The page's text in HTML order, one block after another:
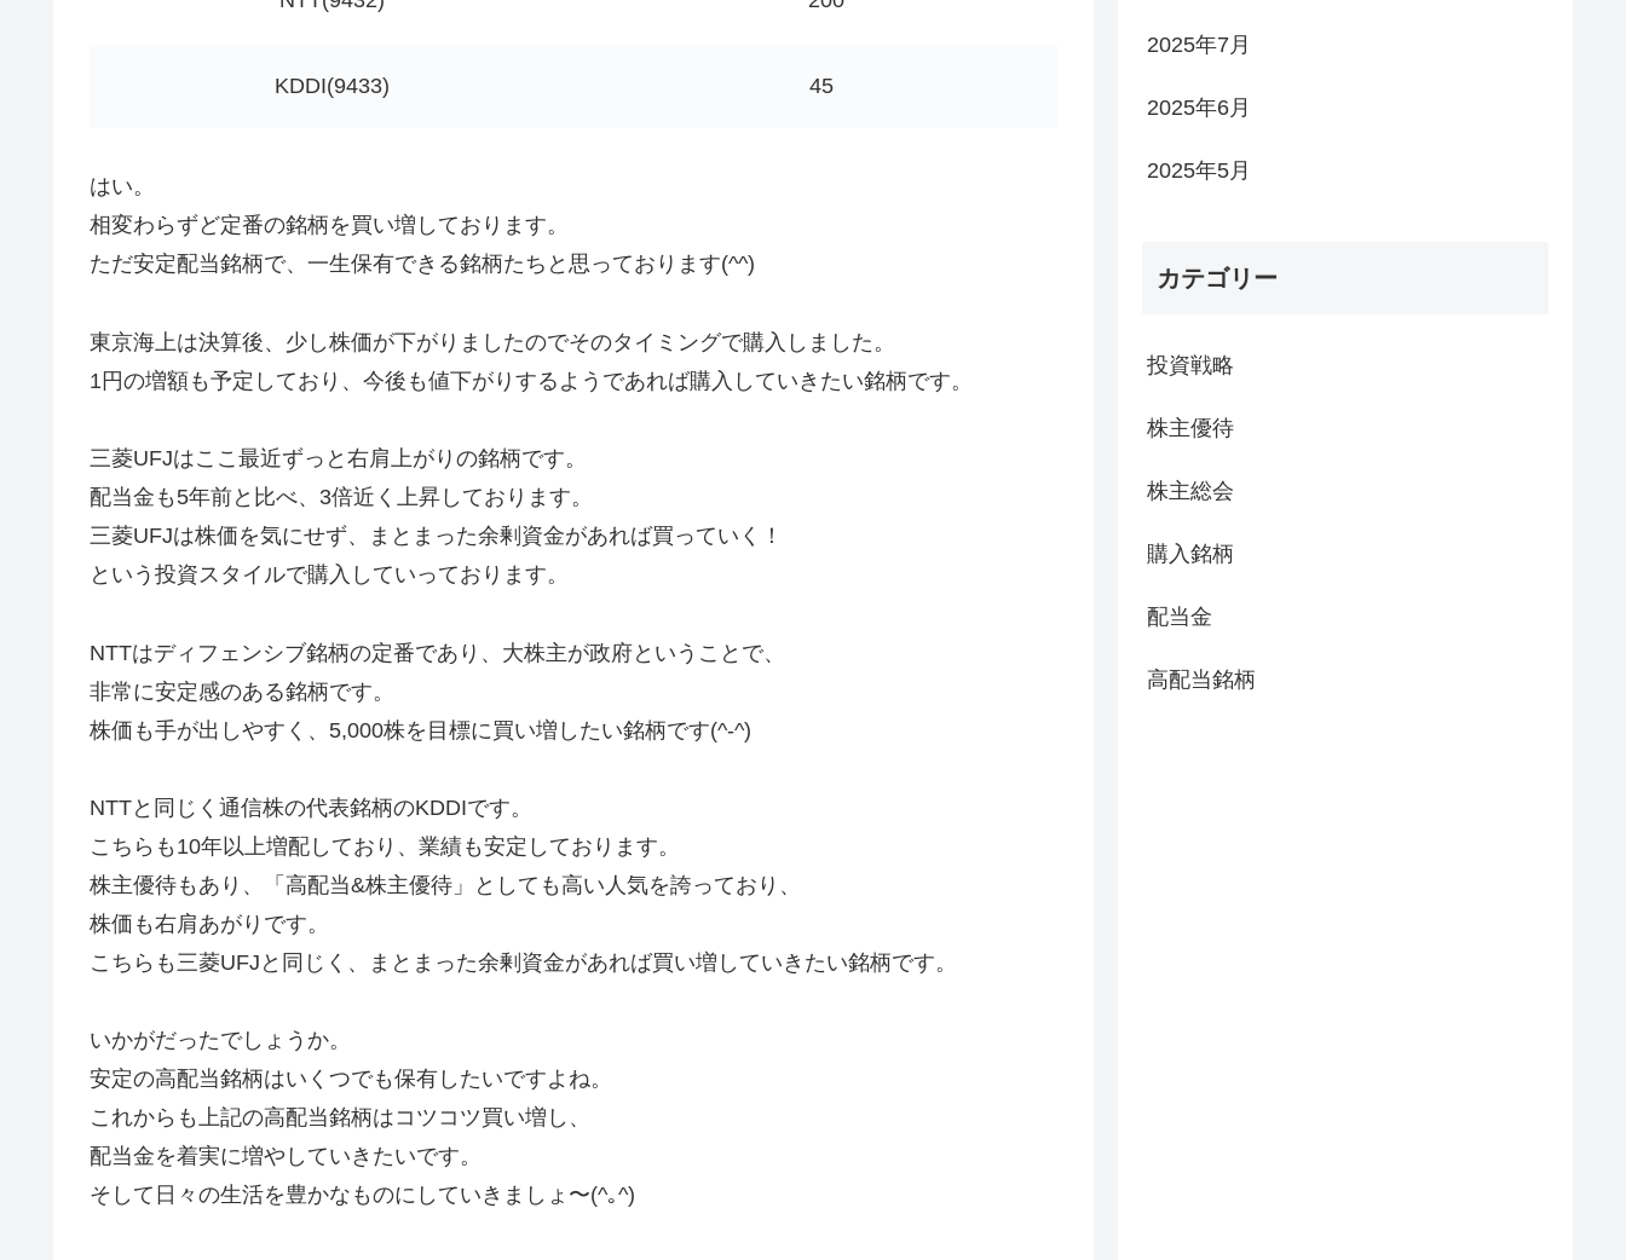
KDDI(9433) 45
はい。
相変わらずど定番の銘柄を買い増しております。
ただ安定配当銘柄で、一生保有できる銘柄たちと思っております(^^)
東京海上は決算後、少し株価が下がりましたのでそのタイミングで購入しました。
1円の増額も予定しており、今後も値下がりするようであれば購入していきたい銘柄です。
三菱UFJはここ最近ずっと右肩上がりの銘柄です。
配当金も5年前と比べ、3倍近く上昇しております。
三菱UFJは株価を気にせず、まとまった余剰資金があれば買っていく！
という投資スタイルで購入していっております。
NTTはディフェンシブ銘柄の定番であり、大株主が政府ということで、
非常に安定感のある銘柄です。
株価も手が出しやすく、5,000株を目標に買い増したい銘柄です(^-^)
NTTと同じく通信株の代表銘柄のKDDIです。
こちらも10年以上増配しており、業績も安定しております。
株主優待もあり、「高配当&株主優待」としても高い人気を誇っており、
株価も右肩あがりです。
こちらも三菱UFJと同じく、まとまった余剰資金があれば買い増していきたい銘柄です。
いかがだったでしょうか。
安定の高配当銘柄はいくつでも保有したいですよね。
これからも上記の高配当銘柄はコツコツ買い増し、
配当金を着実に増やしていきたいです。
そして日々の生活を豊かなものにしていきましょ〜(^｡^)
2025年7月
2025年6月
2025年5月
カテゴリー
投資戦略
株主優待
株主総会
購入銘柄
配当金
高配当銘柄